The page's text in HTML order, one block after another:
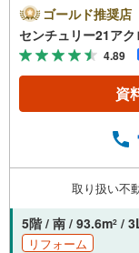
「夙川」駅
「西宮」駅
旬新規リノ
ループの3
o.1（
伊丹・宝
す。 8店
物件多数ご
新築戸建や
を取り扱っ
件もご紹介
ゴールド推奨店
センチュリー21ア
4.89
資
取り扱い不
5階 / 南 / 93.6m2 /
リフォーム